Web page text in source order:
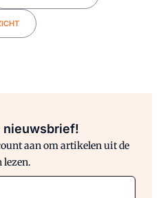
nieuwsbrief!
aan om artikelen uit de
lezen.